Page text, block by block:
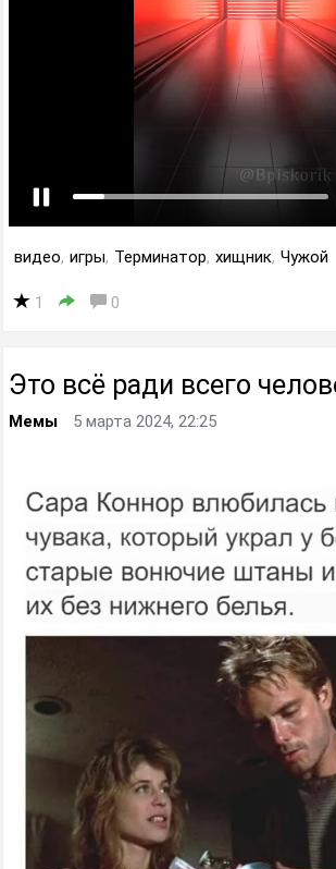
видео, игры, Терминатор, хищник, Чужой
1 0
Это всё ради всего
Мемы 5 марта 2024, 22:25